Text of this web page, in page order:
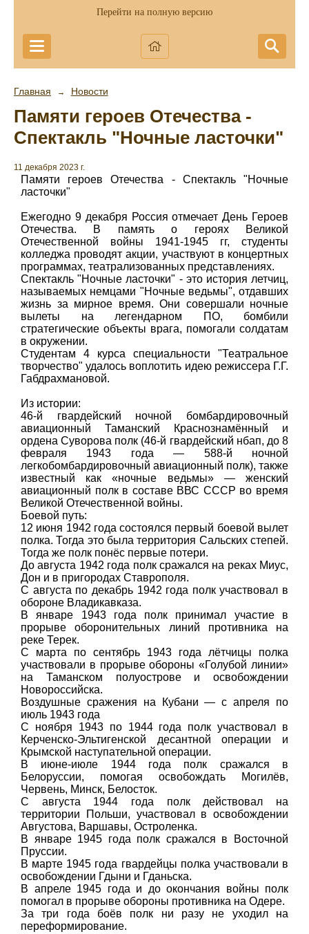
Перейти на полную версию
Главная → Новости
Памяти героев Отечества -
Спектакль "Ночные ласточки"
11 декабря 2023 г.
Памяти героев Отечества - Спектакль "Ночные
ласточки"
Ежегодно 9 декабря Россия отмечает День Героев
Отечества. В память о героях Великой
Отечественной войны 1941-1945 гг, студенты
колледжа проводят акции, участвуют в концертных
программах, театрализованных представлениях.
Спектакль "Ночные ласточки" - это история летчиц,
называемых немцами "Ночные ведьмы", отдавших
жизнь за мирное время. Они совершали ночные
вылеты на легендарном ПО, бомбили
стратегические объекты врага, помогали солдатам
в окружении.
Студентам 4 курса специальности "Театральное
творчество" удалось воплотить идею режиссера Г.Г.
Габдрахмановой.
Из истории:
46-й гвардейский ночной бомбардировочный
авиационный Таманский Краснознамённый и
ордена Суворова полк (46-й гвардейский нбап, до 8
февраля 1943 года — 588-й ночной
легкобомбардировочный авиационный полк), также
известный как «ночные ведьмы» — женский
авиационный полк в составе ВВС СССР во время
Великой Отечественной войны.
Боевой путь:
12 июня 1942 года состоялся первый боевой вылет
полка. Тогда это была территория Сальских степей.
Тогда же полк понёс первые потери.
До августа 1942 года полк сражался на реках Миус,
Дон и в пригородах Ставрополя.
С августа по декабрь 1942 года полк участвовал в
обороне Владикавказа.
В январе 1943 года полк принимал участие в
прорыве оборонительных линий противника на
реке Терек.
С марта по сентябрь 1943 года лётчицы полка
участвовали в прорыве обороны «Голубой линии»
на Таманском полуострове и освобождении
Новороссийска.
Воздушные сражения на Кубани — с апреля по
июль 1943 года
С ноября 1943 по 1944 года полк участвовал в
Керченско-Эльтигенской десантной операции и
Крымской наступательной операции.
В июне-июле 1944 года полк сражался в
Белоруссии, помогая освобождать Могилёв,
Червень, Минск, Белосток.
С августа 1944 года полк действовал на
территории Польши, участвовал в освобождении
Августова, Варшавы, Остроленка.
В январе 1945 года полк сражался в Восточной
Пруссии.
В марте 1945 года гвардейцы полка участвовали в
освобождении Гдыни и Гданьска.
В апреле 1945 года и до окончания войны полк
помогал в прорыве обороны противника на Одере.
За три года боёв полк ни разу не уходил на
переформирование.